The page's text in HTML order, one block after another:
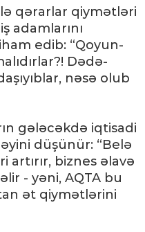
qərarlar qiymətləri
adamlarını
edib: “Qoyun-
Dədə-
nəsə olub
gələcəkdə iqtisadi
düşünür: “Belə
biznes əlavə
- yəni, AQTA bu
ət qiymətlərini